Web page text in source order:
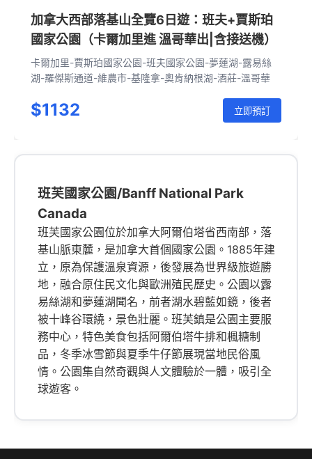
加拿大西部落基山全覽6日遊：班夫+賈斯珀
國家公園（卡爾加里進 溫哥華出|含接送機）
卡爾加里-賈斯珀國家公園-班夫國家公園-夢蓮湖-露易絲
湖-羅傑斯通道-維農市-基隆拿-奧肯納根湖-酒莊-溫哥華
$1132 立即預訂
班芙國家公園/Banff National Park
Canada
班芙國家公園位於加拿大阿爾伯塔省西南部，落
基山脈東麓，是加拿大首個國家公園。1885年建
立，原為保護溫泉資源，後發展為世界級旅遊勝
地，融合原住民文化與歐洲殖民歷史。公園以露
易絲湖和夢蓮湖聞名，前者湖水碧藍如鏡，後者
被十峰谷環繞，景色壯麗。班芙鎮是公園主要服
務中心，特色美食包括阿爾伯塔牛排和楓糖制
品，冬季冰雪節與夏季牛仔節展現當地民俗風
情。公園集自然奇觀與人文體驗於一體，吸引全
球遊客。